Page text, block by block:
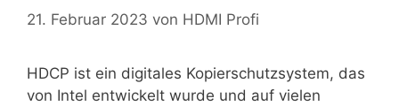
21. Februar 2023 von HDMI Profi
HDCP ist ein digitales Kopierschutzsystem, das
von Intel entwickelt wurde und auf vielen